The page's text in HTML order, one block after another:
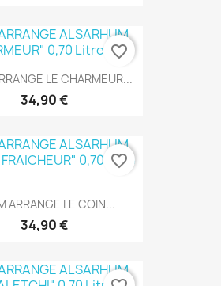
LE CHARMEUR...
34,90 €
favorite_border
ARRANGE LE COIN...
34,90 €
favorite_border